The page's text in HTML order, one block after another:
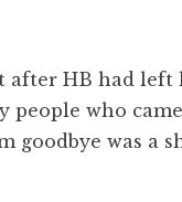
after HB had left
people who
goodbye was a